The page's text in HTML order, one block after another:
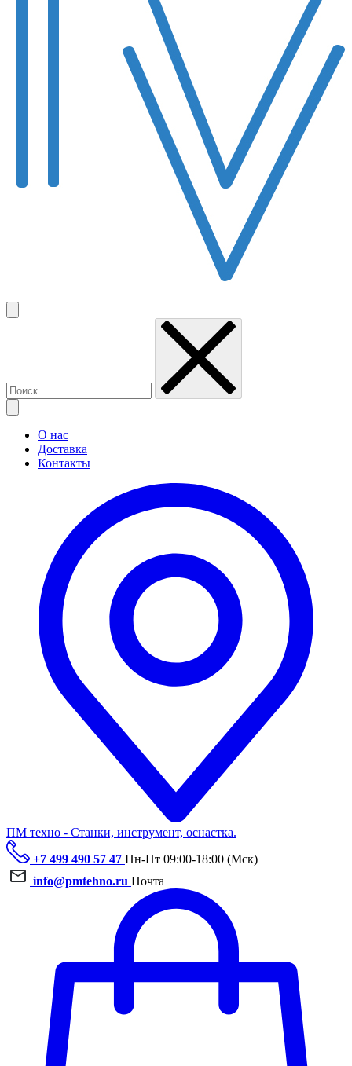
О нас
Доставка
Контакты
ПМ техно - Станки, инструмент, оснастка.
+7 499 490 57 47 Пн-Пт 09:00-18:00 (Мск)
info@pmtehno.ru Почта